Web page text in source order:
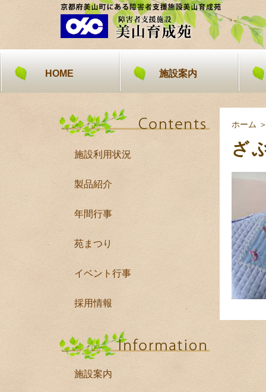
HOME 施設案内
ホーム
ざ
施設利用状況
製品紹介
年間行事
苑まつり
イベント行事
採用情報
施設案内